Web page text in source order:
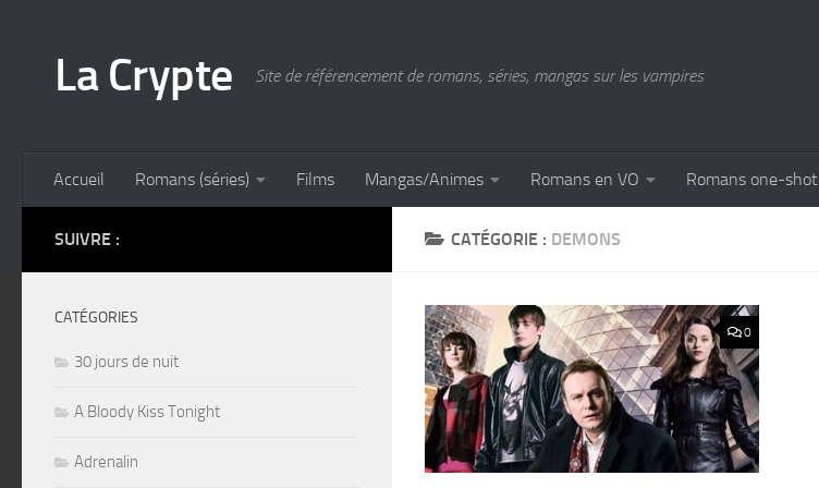
La Crypte Site de référencement de romans, séries, mangas sur les vampires
Accueil Romans (séries) Films Mangas/Animes Romans en VO Romans one-shot
CATÉGORIE : DEMONS
0
SUIVRE :
CATÉGORIES
30 jours de nuit
A Bloody Kiss Tonight
Adrenalin